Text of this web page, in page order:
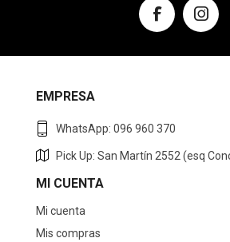
EMPRESA
WhatsApp: 096 960 370
Pick Up: San Martín 2552 (esq
MI CUENTA
Mi cuenta
Mis compras